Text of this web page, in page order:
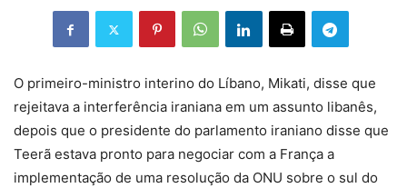
O primeiro-ministro interino do Líbano, Mikati, disse que
rejeitava a interferência iraniana em um assunto libanês,
depois que o presidente do parlamento iraniano disse que
Teerã estava pronto para negociar com a França a
implementação de uma resolução da ONU sobre o sul do